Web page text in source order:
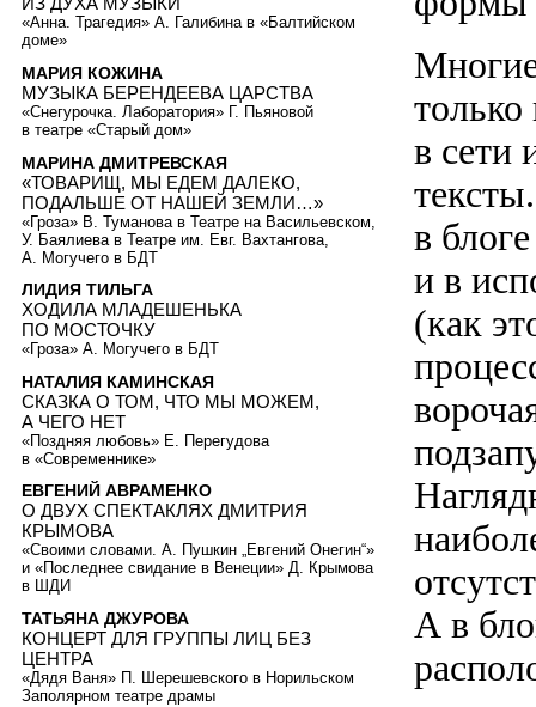
в сети
в
и в
(как
А в
«Анна. Трагедия» А. Галибина в «Балтийском
доме»
МАРИЯ КОЖИНА
МУЗЫКА БЕРЕНДЕЕВА ЦАРСТВА
«Снегурочка. Лаборатория» Г. Пьяновой
в театре «Старый дом»
МАРИНА ДМИТРЕВСКАЯ
«ТОВАРИЩ, МЫ ЕДЕМ ДАЛЕКО,
ПОДАЛЬШЕ ОТ НАШЕЙ ЗЕМЛИ…»
«Гроза» В. Туманова в Театре на Васильевском,
У. Баялиева в Театре им. Евг. Вахтангова,
А. Могучего в БДТ
ЛИДИЯ ТИЛЬГА
ХОДИЛА МЛАДЕШЕНЬКА
ПО МОСТОЧКУ
«Гроза» А. Могучего в БДТ
НАТАЛИЯ КАМИНСКАЯ
СКАЗКА О ТОМ, ЧТО МЫ МОЖЕМ,
А ЧЕГО НЕТ
«Поздняя любовь» Е. Перегудова
в «Современнике»
ЕВГЕНИЙ АВРАМЕНКО
О ДВУХ СПЕКТАКЛЯХ ДМИТРИЯ
КРЫМОВА
«Своими словами. А. Пушкин „Евгений Онегин“»
и «Последнее свидание в Венеции» Д. Крымова
в ШДИ
ТАТЬЯНА ДЖУРОВА
КОНЦЕРТ ДЛЯ ГРУППЫ ЛИЦ БЕЗ
ЦЕНТРА
«Дядя Ваня» П. Шерешевского в Норильском
Заполярном театре драмы